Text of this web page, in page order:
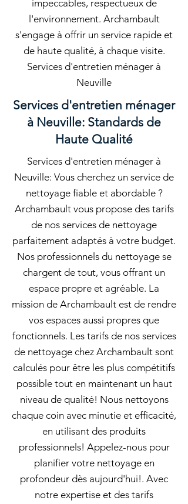
impeccables, respectueux de
l'environnement. Archambault
s'engage à offrir un service rapide et
de haute qualité, à chaque visite.
Services d'entretien ménager à
Neuville
Services d'entretien ménager
à Neuville: Standards de
Haute Qualité
Services d'entretien ménager à
Neuville: Vous cherchez un service de
nettoyage fiable et abordable ?
Archambault vous propose des tarifs
de nos services de nettoyage
parfaitement adaptés à votre budget.
Nos professionnels du nettoyage se
chargent de tout, vous offrant un
espace propre et agréable. La
mission de Archambault est de rendre
vos espaces aussi propres que
fonctionnels. Les tarifs de nos services
de nettoyage chez Archambault sont
calculés pour être les plus compétitifs
possible tout en maintenant un haut
niveau de qualité! Nous nettoyons
chaque coin avec minutie et efficacité,
en utilisant des produits
professionnels! Appelez-nous pour
planifier votre nettoyage en
profondeur dès aujourd'hui!. Avec
notre expertise et des tarifs